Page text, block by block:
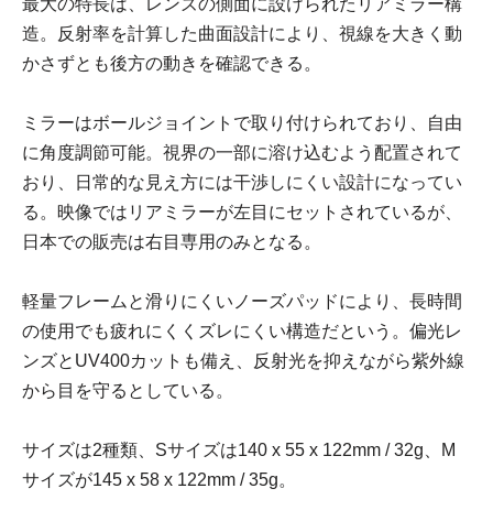
最大の特長は、レンズの側面に設けられたリアミラー構
造。反射率を計算した曲面設計により、視線を大きく動
かさずとも後方の動きを確認できる。
ミラーはボールジョイントで取り付けられており、自由
に角度調節可能。視界の一部に溶け込むよう配置されて
おり、日常的な見え方には干渉しにくい設計になってい
る。映像ではリアミラーが左目にセットされているが、
日本での販売は右目専用のみとなる。
軽量フレームと滑りにくいノーズパッドにより、長時間
の使用でも疲れにくくズレにくい構造だという。偏光レ
ンズとUV400カットも備え、反射光を抑えながら紫外線
から目を守るとしている。
サイズは2種類、Sサイズは140 x 55 x 122mm / 32g、M
サイズが145 x 58 x 122mm / 35g。